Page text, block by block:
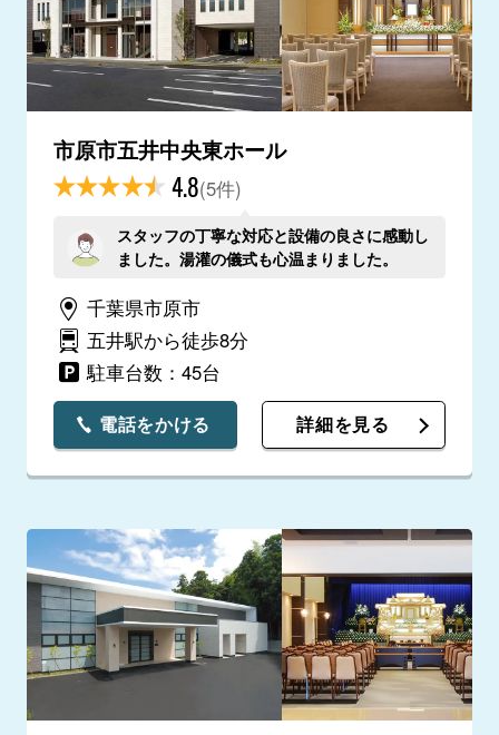
市原市五井中央東ホール
4.8(5件)
スタッフの丁寧な対応と設備の良さに感動し
ました。湯灌の儀式も心温まりました。
千葉県市原市
五井駅から徒歩8分
駐車台数：45台
電話をかける 詳細を見る